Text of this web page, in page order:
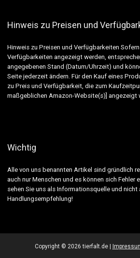
Hinweis zu Preisen und
Hinweis zu Preisen und Verfügbarkeiten
Verfügbarkeiten angezeigt werden,
angegebenen Stand (Datum/Uhrzeit) und
Seite jederzeit ändern. Für den Kauf eines
zu Preis und Verfügbarkeit, die zum
maßgeblichen Amazon-Website(s)] angezeigt
Wichtig
Alle von uns benannten Artikel sind gründlich
auch nur Menschen und es können sich Fehler
sehen Sie uns als Informationsquelle und nicht
Handlungsempfehlung!
Copyright © 2026 tierfalt.de |